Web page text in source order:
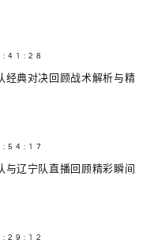
经典对决回顾战术解析与精
与辽宁队直播回顾精彩瞬间